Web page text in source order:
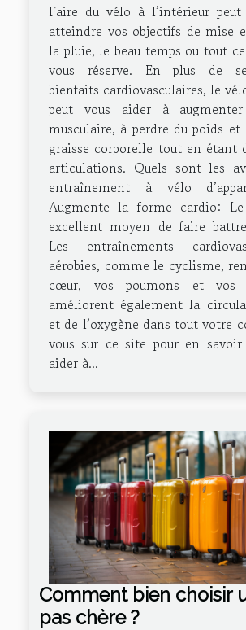
Faire du vélo à l’intérieur
atteindre vos objectifs de mise
la pluie, le beau temps ou tout
vous réserve. En plus de
bienfaits cardiovasculaires, le
peut vous aider à
musculaire, à perdre du poids
graisse corporelle tout en étant
articulations. Quels sont les
entraînement à vélo
Augmente la forme cardio:
excellent moyen de faire
Les entraînements
aérobies, comme le cyclisme,
cœur, vos poumons et vos
améliorent également la
et de l’oxygène dans tout votre
vous sur ce site pour en
aider à...
Comment bien choisir
pas chère ?